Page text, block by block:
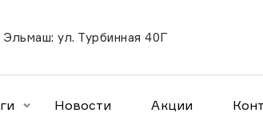
Эльмаш: ул. Турбинная 40Г
Новости Акции